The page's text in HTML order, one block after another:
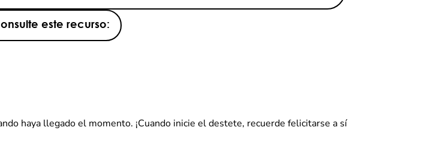
este recurso:
haya llegado el momento. ¡Cuando inicie el destete, recuerde felicitarse a sí